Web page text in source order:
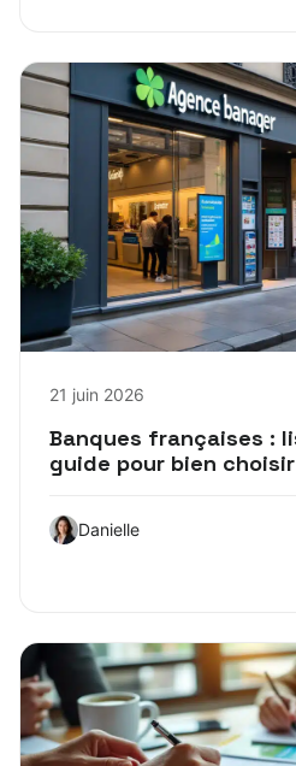
21 juin 2026
Banques françaises :
guide pour bien choisir
Danielle